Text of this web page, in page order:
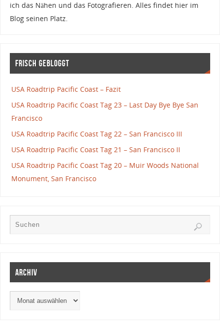
ich das Nähen und das Fotografieren. Alles findet hier im
Blog seinen Platz.
Frisch gebloggt
USA Roadtrip Pacific Coast – Fazit
USA Roadtrip Pacific Coast Tag 23 – Last Day Bye Bye San
Francisco
USA Roadtrip Pacific Coast Tag 22 – San Francisco III
USA Roadtrip Pacific Coast Tag 21 – San Francisco II
USA Roadtrip Pacific Coast Tag 20 – Muir Woods National
Monument, San Francisco
Archiv